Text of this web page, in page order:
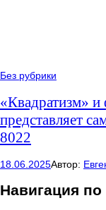
Без рубрики
«Квадратизм» и
представляет
8022
18.06.2025Автор:
Навигация по